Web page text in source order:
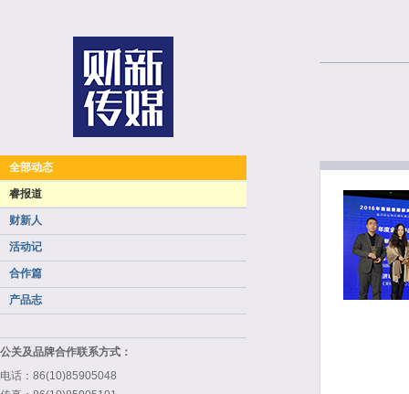
全部动态
睿报道
财新人
活动记
合作篇
产品志
公关及品牌合作联系方式：
电话：86(10)85905048